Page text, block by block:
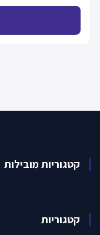
קטגוריות מובילות
קטגוריות